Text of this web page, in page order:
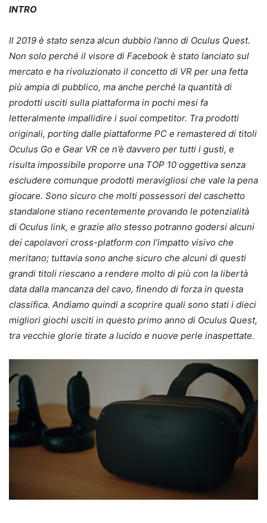
INTRO
Il 2019 è stato senza alcun dubbio l’anno di Oculus Quest.
Non solo perché il visore di Facebook è stato lanciato sul
mercato e ha rivoluzionato il concetto di VR per una fetta
più ampia di pubblico, ma anche perché la quantità di
prodotti usciti sulla piattaforma in pochi mesi fa
letteralmente impallidire i suoi competitor. Tra prodotti
originali, porting dalle piattaforme PC e remastered di titoli
Oculus Go e Gear VR ce n’è davvero per tutti i gusti, e
risulta impossibile proporre una TOP 10 oggettiva senza
escludere comunque prodotti meravigliosi che vale la pena
giocare. Sono sicuro che molti possessori del caschetto
standalone stiano recentemente provando le potenzialità
di Oculus link, e grazie allo stesso potranno godersi alcuni
dei capolavori cross-platform con l’impatto visivo che
meritano; tuttavia sono anche sicuro che alcuni di questi
grandi titoli riescano a rendere molto di più con la libertà
data dalla mancanza del cavo, finendo di forza in questa
classifica. Andiamo quindi a scoprire quali sono stati i dieci
migliori giochi usciti in questo primo anno di Oculus Quest,
tra vecchie glorie tirate a lucido e nuove perle inaspettate.